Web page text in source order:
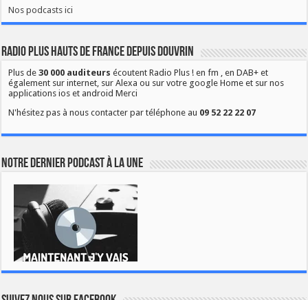
Nos podcasts ici
Radio Plus Hauts de France depuis Douvrin
Plus de30 000 auditeurs écoutent Radio Plus ! en fm , en DAB+ et
également sur internet, sur Alexa ou sur votre google Home et sur nos
applications ios et android Merci
N'hésitez pas à nous contacter par téléphone au 09 52 22 22 07
Notre dernier podcast à la une